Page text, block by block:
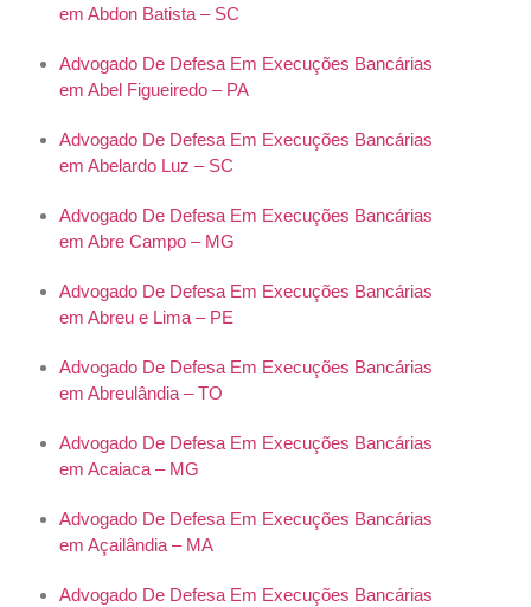
em Abdon Batista – SC
Advogado De Defesa Em Execuções Bancárias
em Abel Figueiredo – PA
Advogado De Defesa Em Execuções Bancárias
em Abelardo Luz – SC
Advogado De Defesa Em Execuções Bancárias
em Abre Campo – MG
Advogado De Defesa Em Execuções Bancárias
em Abreu e Lima – PE
Advogado De Defesa Em Execuções Bancárias
em Abreulândia – TO
Advogado De Defesa Em Execuções Bancárias
em Acaiaca – MG
Advogado De Defesa Em Execuções Bancárias
em Açailândia – MA
Advogado De Defesa Em Execuções Bancárias